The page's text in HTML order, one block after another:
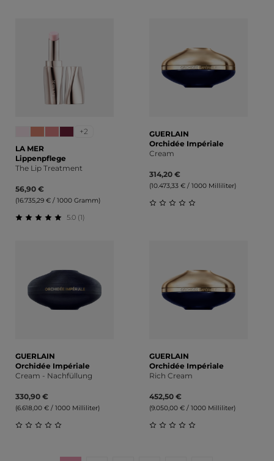
+2
LA MER
Lippenpflege
The Lip Treatment
56,90 €
(16.735,29 € / 1000 Gramm)
5.0 (1)
GUERLAIN
Orchidée Impériale
Cream
314,20 €
(10.473,33 € / 1000 Milliliter)
GUERLAIN
Orchidée Impériale
Cream - Nachfüllung
330,90 €
(6.618,00 € / 1000 Milliliter)
GUERLAIN
Orchidée Impériale
Rich Cream
452,50 €
(9.050,00 € / 1000 Milliliter)